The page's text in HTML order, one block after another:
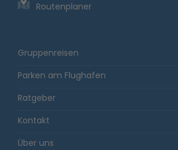
Routenplaner
Gruppenreisen
Parken am Flughafen
Ratgeber
Kontakt
Über uns